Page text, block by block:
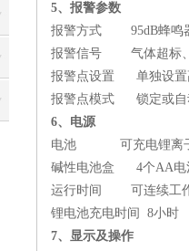
5、报警参数
报警方式 95dB蜂鸣
报警信号 气体超标、
报警点设置 单独设置
报警点模式 锁定或自
6、电源
电池 可充电锂离子
碱性电池盒 4个AA电
运行时间 可连续工作
锂电池充电时间 8小时
7、显示及操作